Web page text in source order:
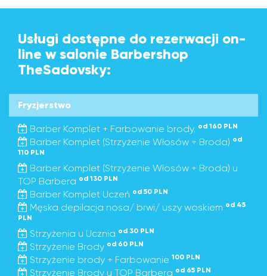
Usługi dostępne do rezerwacji on-
line w salonie Barbershop
TheSadovsky:
Fryzjerstwo
Barber Komplet + Farbowanie brody. od 160 PLN
Barber Komplet (Strzyżenie Włosów + Broda) od
110 PLN
Barber Komplet (Strzyżenie Włosów + Broda) u
TOP Barbera od 130 PLN
Barber Komplet Uczeń od 50 PLN
Męska depilacja nosa/ brwi/ uszy woskiem od 45
PLN
Strzyżenia u Ucznia od 30 PLN
Strzyżenie Brody od 60 PLN
Strzyżenie brody + Farbowanie 100 PLN
Strzyżenie Brody u TOP Barbera od 65 PLN